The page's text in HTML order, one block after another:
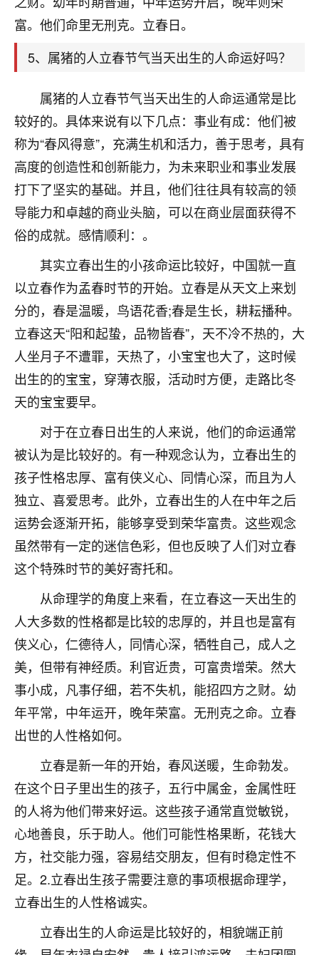
富。他们命里无刑克。立春日。
5、属猪的人立春节气当天出生的人命运好吗？
属猪的人立春节气当天出生的人命运通常是比
较好的。具体来说有以下几点：事业有成：他们被
称为“春风得意”，充满生机和活力，善于思考，具有
高度的创造性和创新能力，为未来职业和事业发展
打下了坚实的基础。并且，他们往往具有较高的领
导能力和卓越的商业头脑，可以在商业层面获得不
俗的成就。感情顺利：。
其实立春出生的小孩命运比较好，中国就一直
以立春作为孟春时节的开始。立春是从天文上来划
分的，春是温暖，鸟语花香;春是生长，耕耘播种。
立春这天“阳和起蛰，品物皆春”，天不冷不热的，大
人坐月子不遭罪，天热了，小宝宝也大了，这时候
出生的的宝宝，穿薄衣服，活动时方便，走路比冬
天的宝宝要早。
对于在立春日出生的人来说，他们的命运通常
被认为是比较好的。有一种观念认为，立春出生的
孩子性格忠厚、富有侠义心、同情心深，而且为人
独立、喜爱思考。此外，立春出生的人在中年之后
运势会逐渐开拓，能够享受到荣华富贵。这些观念
虽然带有一定的迷信色彩，但也反映了人们对立春
这个特殊时节的美好寄托和。
从命理学的角度上来看，在立春这一天出生的
人大多数的性格都是比较的忠厚的，并且也是富有
侠义心，仁德待人，同情心深，牺牲自己，成人之
美，但带有神经质。利官近贵，可富贵增荣。然大
事小成，凡事仔细，若不失机，能招四方之财。幼
年平常，中年运开，晚年荣富。无刑克之命。立春
出世的人性格如何。
立春是新一年的开始，春风送暖，生命勃发。
在这个日子里出生的孩子，五行中属金，金属性旺
的人将为他们带来好运。这些孩子通常直觉敏锐，
心地善良，乐于助人。他们可能性格果断，花钱大
方，社交能力强，容易结交朋友，但有时稳定性不
足。2.立春出生孩子需要注意的事项根据命理学，
立春出生的人性格诚实。
立春出生的人命运是比较好的，相貌端正前
太岁还有一个发钱粮，本来年前的人事调整，拖到年
后，我以为都没戏了，结果开年一上班，开会提拔升
职第一个就是我，职务无所谓，主要是底薪加了
3000，非常开心，无论如何，感恩感谢！🙏🏻
鹿森：恭喜升职加薪！！，请客吗？�
32
心心相印
我身体不太好，总是病病殃殃的，去检查又没什么大
问题，反正就是不舒服。中医西医看遍了，找不到问
题，后来无意中看到有人推荐慧来老师，跟老师聊过
之后，心情豁然开朗，也听老师建议，处理了一些因
了，老师说境随心转，现在深有体会了。
鹿森 ：是的，其实跟老师聊过之后，最大的感
触，首先就是心态会变好，万般皆是命，半点
不由人！
1天前 来自四川 9
金白水清
我也想找老师看看，有没有人给个联系方式的啊？
鹿森：慧来老师微信：gjsy0624
1天前 来自江西 12
青春168
我也想要，我也想要！
2天前 来自山西 15
老师做不做超度法事？我想给我奶奶做超度，她今年
刚去世了。
七零老顽童：我母亲前年离世，刚开始我经常
做梦梦见她，后来也是朋友介绍，找到慧来老
师，安排了超度法事，做梦再也没有梦到过
了，一开始是半信半疑的，图个心安，给亡母
超度，现在看来，人不信也不行。
2天前 来自云南
优秀的张同学
老师收徒吗？？我对这些很感兴趣
2天前 来自山西